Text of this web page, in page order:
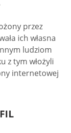
przez
ich własna
ludziom
z tym włożyli
internetowej